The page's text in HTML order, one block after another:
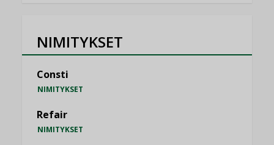
NIMITYKSET
Consti
NIMITYKSET
Refair
NIMITYKSET